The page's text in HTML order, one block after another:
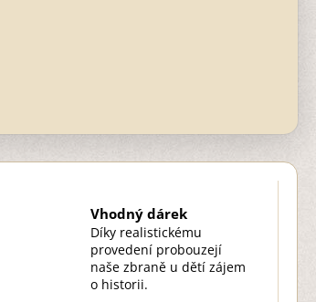
Vhodný dárek
Díky realistickému
provedení probouzejí
naše zbraně u dětí zájem
o historii.